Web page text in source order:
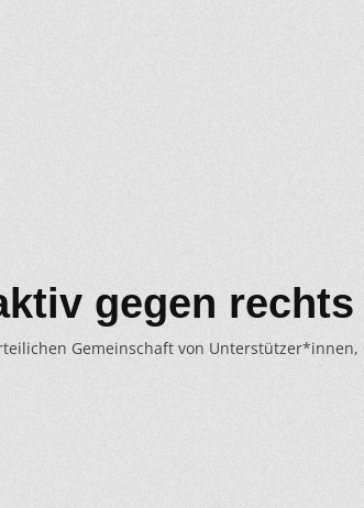
gegen rechts
Gemeinschaft von